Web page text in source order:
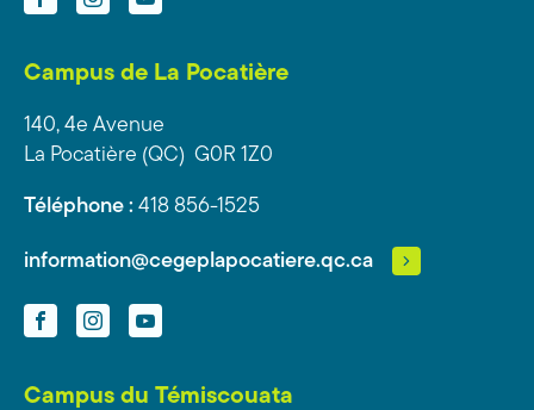
Campus de La Pocatière
140, 4e Avenue
La Pocatière (QC) G0R 1Z0
Téléphone : 418 856-1525
information@cegeplapocatiere.qc.ca
FacebookInstagramYouTube
Campus du Témiscouata